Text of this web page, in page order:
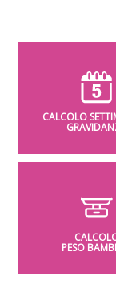
CALCOLO
PESO